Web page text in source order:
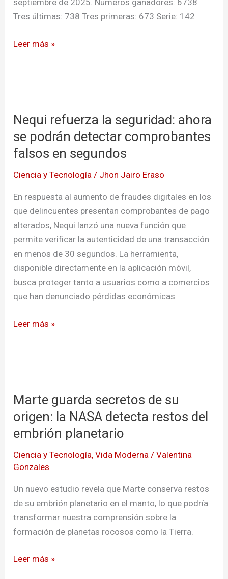
septiembre de 2025. Números ganadores: 6738
Tres últimas: 738 Tres primeras: 673 Serie: 142
Leer más »
Nequi refuerza la seguridad: ahora
se podrán detectar comprobantes
falsos en segundos
Ciencia y Tecnología / Jhon Jairo Eraso
En respuesta al aumento de fraudes digitales en los
que delincuentes presentan comprobantes de pago
alterados, Nequi lanzó una nueva función que
permite verificar la autenticidad de una transacción
en menos de 30 segundos. La herramienta,
disponible directamente en la aplicación móvil,
busca proteger tanto a usuarios como a comercios
que han denunciado pérdidas económicas
la
seguridad:
ahora
podrán
Leer más »
Marte guarda secretos de su
origen: la NASA detecta restos del
embrión planetario
Ciencia y Tecnología,Vida Moderna /Valentina
Gonzales
Un nuevo estudio revela que Marte conserva restos
de su embrión planetario en el manto, lo que podría
transformar nuestra comprensión sobre la
formación de planetas rocosos como la Tierra.
secretos
de
la
NASA
detecta
restos
del
embrión
Leer más »